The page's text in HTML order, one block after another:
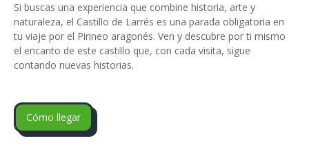
Si buscas una experiencia que combine historia, arte y
naturaleza, el Castillo de Larrés es una parada obligatoria en
tu viaje por el Pirineo aragonés. Ven y descubre por ti mismo
el encanto de este castillo que, con cada visita, sigue
contando nuevas historias.
Cómo llegar